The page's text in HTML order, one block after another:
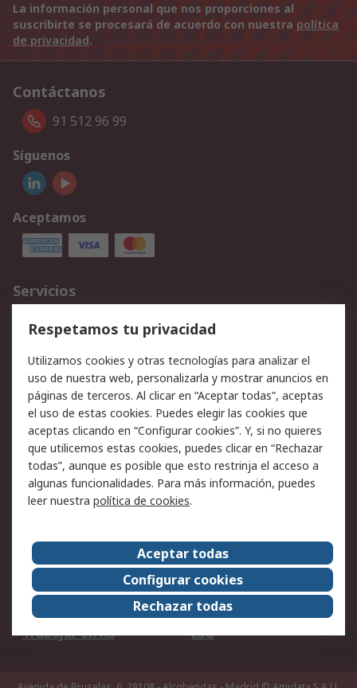
La información personal que nos proporciones al
suscribirte se procesará de acuerdo con nuestra política
de privacidad.
Contáctanos
91 512 96 99
Síguenos
Aceptamos
Servicios
Cómo realizar pedidos
Devoluciones
Facturación y pago
Ofertas
Soporte técnico
Legal
Aviso legal
Política de privacidad -
Actualizada
Política sobre cookies
Seguridad de emails
Certificaciones de
Condiciones de venta
Acerca de RS
Acerca de RS
RS Group
RS en el mundo
Sala de prensa
Trabajar en RS
ESG
Respetamos tu privacidad
Utilizamos cookies y otras tecnologías para analizar el
uso de nuestra web, personalizarla y mostrar anuncios en
páginas de terceros. Al clicar en “Aceptar todas”, aceptas
el uso de estas cookies. Puedes elegir las cookies que
aceptas clicando en “Configurar cookies”. Y, si no quieres
que utilicemos estas cookies, puedes clicar en “Rechazar
todas”, aunque es posible que esto restrinja el acceso a
algunas funcionalidades. Para más información, puedes
leer nuestra política de cookies.
Aceptar todas
Configurar cookies
Rechazar todas